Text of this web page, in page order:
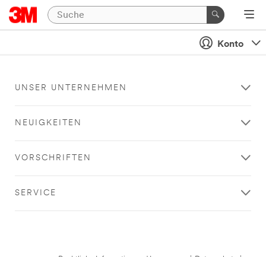
Konto
UNSER UNTERNEHMEN
NEUIGKEITEN
VORSCHRIFTEN
SERVICE